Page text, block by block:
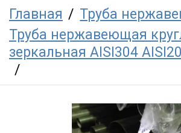
Главная
Труба
Труба нержавеющая
зеркальная AISI304